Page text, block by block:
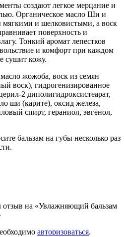
создают легкое мерцание и
Органическое масло Ши и
мягкими и шелковистыми, а воск
поверхность и
Тонкий аромат лепестков
и комфорт при каждом
сушит кожу.
жожоба, воск из семян
воск), гидрогенизированное
2 диполигидроксистеарат,
ши (карите), оксид железа,
спирт, гераниол, эвгенол,
бальзам на губы несколько раз
отзыв на «Увлажняющий бальзам
авторизоваться.